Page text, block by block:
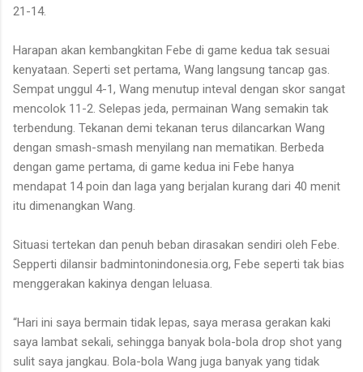
21-14.
Harapan akan kembangkitan Febe di game kedua tak sesuai
kenyataan. Seperti set pertama, Wang langsung tancap gas.
Sempat unggul 4-1, Wang menutup inteval dengan skor sangat
mencolok 11-2. Selepas jeda, permainan Wang semakin tak
terbendung. Tekanan demi tekanan terus dilancarkan Wang
dengan smash-smash menyilang nan mematikan. Berbeda
dengan game pertama, di game kedua ini Febe hanya
mendapat 14 poin dan laga yang berjalan kurang dari 40 menit
itu dimenangkan Wang.
Situasi tertekan dan penuh beban dirasakan sendiri oleh Febe.
Sepperti dilansir badmintonindonesia.org, Febe seperti tak bias
menggerakan kakinya dengan leluasa.
“Hari ini saya bermain tidak lepas, saya merasa gerakan kaki
saya lambat sekali, sehingga banyak bola-bola drop shot yang
sulit saya jangkau. Bola-bola Wang juga banyak yang tidak